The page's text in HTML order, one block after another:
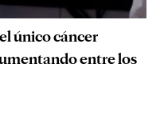
único cáncer
entre los